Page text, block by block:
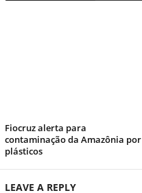
Fiocruz alerta para
contaminação da Amazônia por
plásticos
LEAVE A REPLY